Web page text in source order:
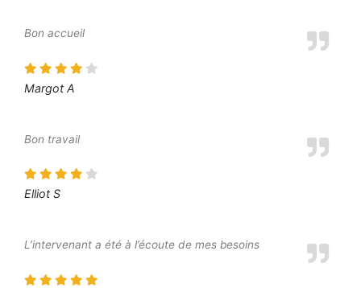
Bon accueil
Margot A
Bon travail
Elliot S
L’intervenant a été à l’écoute de mes besoins